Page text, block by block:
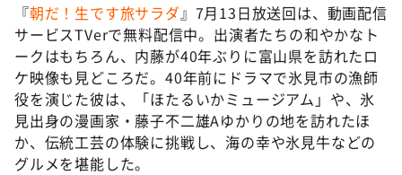
『朝だ！生です旅サラダ』7月13日放送回は、動画配信
サービスTVerで無料配信中。出演者たちの和やかなト
ークはもちろん、内藤が40年ぶりに富山県を訪れたロ
ケ映像も見どころだ。40年前にドラマで氷見市の漁師
役を演じた彼は、「ほたるいかミュージアム」や、氷
見出身の漫画家・藤子不二雄Aゆかりの地を訪れたほ
か、伝統工芸の体験に挑戦し、海の幸や氷見牛などの
グルメを堪能した。